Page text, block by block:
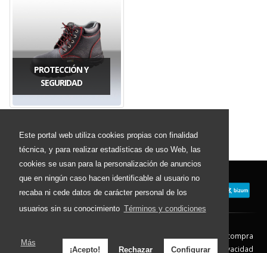
Este portal web utiliza cookies propias con finalidad
técnica, y para realizar estadísticas de uso Web, las
cookies se usan para la personalización de anuncios
que en ningún caso hacen identificable al usuario no
recaba ni cede datos de carácter personal de los
usuarios sin su conocimiento Términos y condiciones
Más
¡Acepto! Rechazar Configurar
PROTECCIÓN Y
SEGURIDAD
Condiciones de compra
Política de envíos
Política de devolución Política de Privacidad